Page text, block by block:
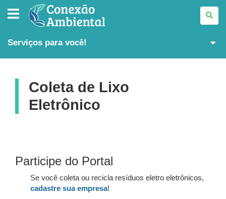
CONEXÃO
AMBIENTAL
Serviços para você!
Coleta de Lixo
Eletrônico
Participe do Portal
Se você coleta ou recicla resíduos eletro eletrônicos,
cadastre sua empresa!